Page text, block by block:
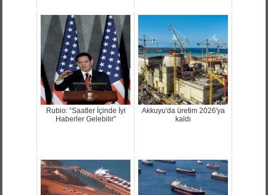
Rubio: “Saatler İçinde İyi
Haberler Gelebilir”
Akkuyu'da üretim 2026'ya
kaldı